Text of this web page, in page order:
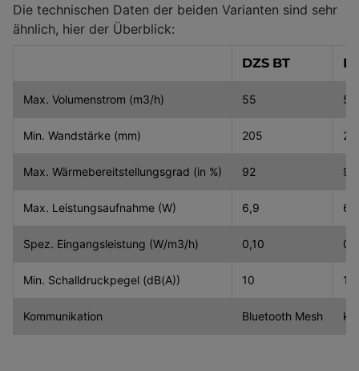
Die technischen Daten der beiden Varianten sind sehr
ähnlich, hier der Überblick:
DZS BT
Max. Volumenstrom (m3/h) 55 55
Min. Wandstärke (mm) 205
Max. Wärmebereitstellungsgrad (in %) 92 92
Max. Leistungsaufnahme (W) 6,9 6,7
Spez. Eingangsleistung (W/m3/h) 0,10
Min. Schalldruckpegel (dB(A)) 10 10
Kommunikation Bluetooth Mesh